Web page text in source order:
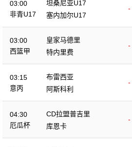
03:00
非青U17
坦桑尼亚U17
-
塞内加尔U17
03:00
西篮甲
皇家马德里
-
特内里费
03:15
意丙
布雷西亚
-
阿斯科利
04:30
厄瓜杯
CD拉盟普吉里
-
库恩卡